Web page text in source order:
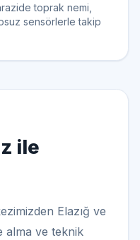
toprak nemi,
sensörlerle takip
ile
Elazığ ve
alma ve teknik